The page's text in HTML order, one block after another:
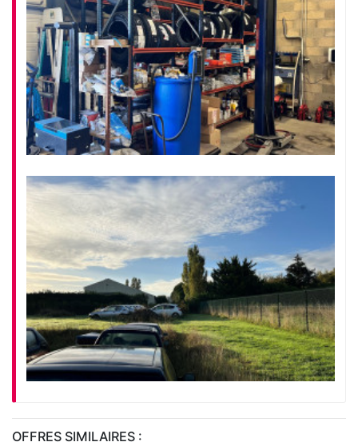
OFFRES SIMILAIRES :